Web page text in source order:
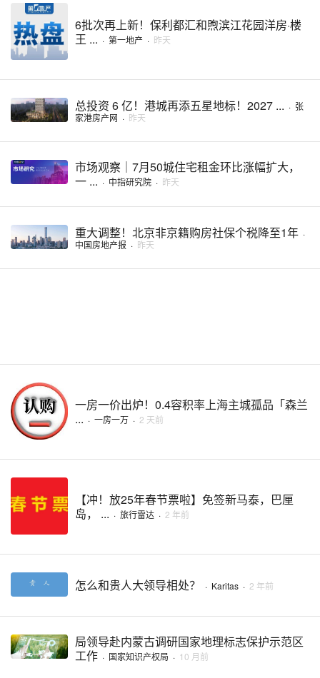
6批次再上新！保利都汇和煦滨江花园洋房·楼
王 ... · 第一地产 · 昨天
总投资 6 亿！港城再添五星地标！2027 ... · 张
家港房产网 · 昨天
市场观察｜7月50城住宅租金环比涨幅扩大，
一 ... · 中指研究院 · 昨天
重大调整！北京非京籍购房社保个税降至1年 ·
中国房地产报 · 昨天
一房一价出炉！0.4容积率上海主城孤品「森兰
... · 一房一万 · 2 天前
【冲！放25年春节票啦】免签新马泰，巴厘
岛， ... · 旅行雷达 · 2 年前
怎么和贵人大领导相处？ · Karitas · 2 年前
局领导赴内蒙古调研国家地理标志保护示范区
工作 · 国家知识产权局 · 10 月前